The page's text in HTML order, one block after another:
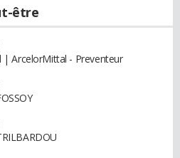
être
| ArcelorMittal - Preventeur